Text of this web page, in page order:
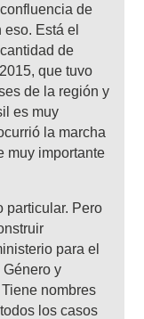
de
Está el
de
que tuvo
de la región y
es muy
la marcha
muy importante
particular. Pero
para el
y
nombres
los casos